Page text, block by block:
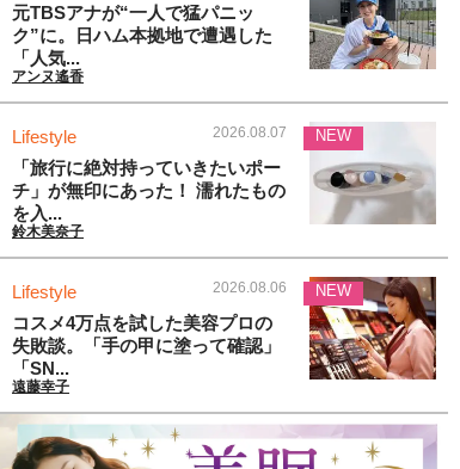
元TBSアナが“一人で猛パニッ
ク”に。日ハム本拠地で遭遇した
「人気...
アンヌ遙香
Lifestyle 2026.08.07
「旅行に絶対持っていきたいポー
チ」が無印にあった！ 濡れたもの
を入...
鈴木美奈子
NEW
Lifestyle 2026.08.06
コスメ4万点を試した美容プロの
失敗談。「手の甲に塗って確認」
「SN...
遠藤幸子
NEW